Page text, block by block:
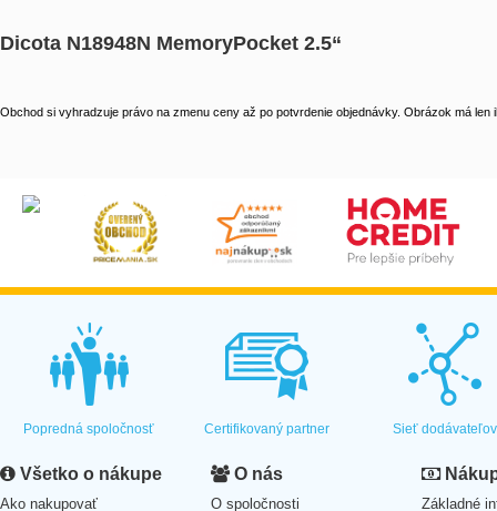
Dicota N18948N MemoryPocket 2.5“
Obchod si vyhradzuje právo na zmenu ceny až po potvrdenie objednávky. Obrázok má len
Popredná spoločnosť Certifikovaný partner Sieť dodávateľov
Všetko o nákupe
Ako nakupovať
O nás
O spoločnosti
Základné